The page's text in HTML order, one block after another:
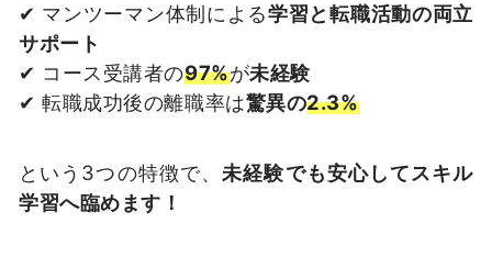
✔ マンツーマン体制による学習と転職活動の両立
サポート
✔ コース受講者の97%が未経験
✔ 転職成功後の離職率は驚異の2.3%
という3つの特徴で、 未経験でも安心してスキル
学習へ臨めます！